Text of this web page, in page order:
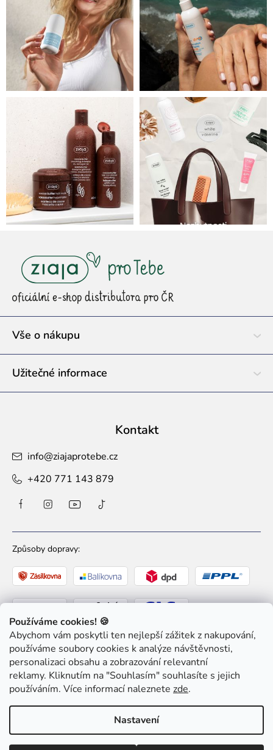
Používáme cookies! 🍪
Abychom vám poskytli ten nejlepší zážitek z nakupování,
používáme soubory cookies k analýze návštěvnosti,
personalizaci obsahu a zobrazování relevantní
reklamy. Kliknutím na "Souhlasím" souhlasíte s jejich
používáním. Více informací naleznete zde.
Nastavení
t
Vše o nákupu
Užitečné informace
Kontakt
info@ziajaprotebe.cz
+420 771 143 879
Způsoby dopravy:
Způsoby platby:
Ziaja pro Tebe
vyhrazena.Upravit nastavení cookies